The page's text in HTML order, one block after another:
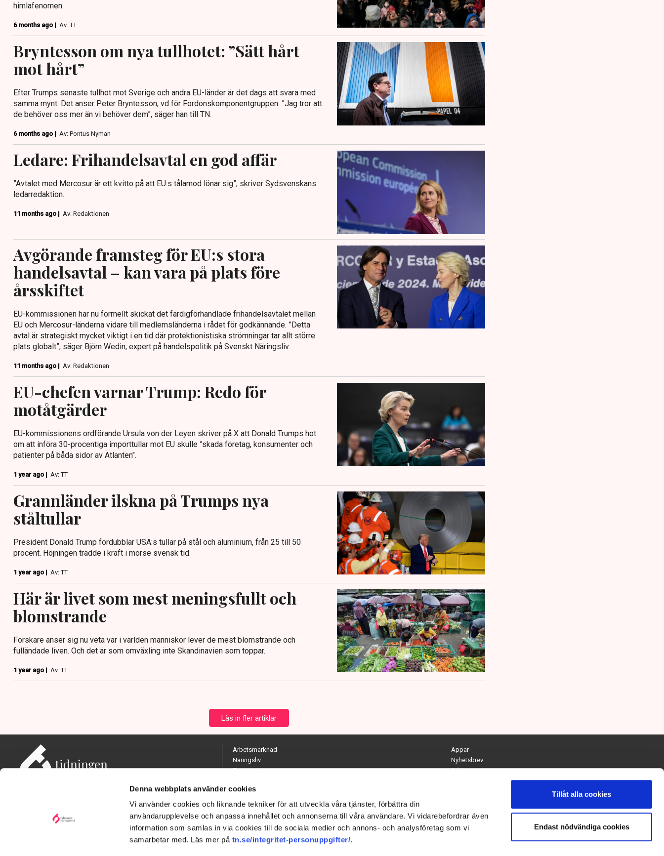
Denna webbplats använder cookies
Vi använder cookies och liknande tekniker för att utveckla våra tjänster, förbättra din
användarupplevelse och anpassa innehållet och annonserna till våra användare. Vi vidarebefordrar även
information som samlas in via cookies till de sociala medier och annons- och analysföretag som vi
samarbetar med. Läs mer på tn.se/integritet-personuppgifter/.
Tillåt alla cookies
Endast nödvändiga cookies
himlafenomen.
6 months ago | Av: TT
Bryntesson om nya tullhotet: ”Sätt hårt
mot hårt”
Efter Trumps senaste tullhot mot Sverige och andra EU-länder är det dags att svara med
samma mynt. Det anser Peter Bryntesson, vd för Fordonskomponentgruppen. ”Jag tror att
de behöver oss mer än vi behöver dem”, säger han till TN.
6 months ago | Av: Pontus Nyman
Ledare: Frihandelsavtal en god affär
”Avtalet med Mercosur är ett kvitto på att EU:s tålamod lönar sig”, skriver Sydsvenskans
ledarredaktion.
11 months ago | Av: Redaktionen
Avgörande framsteg för EU:s stora
handelsavtal – kan vara på plats före
årsskiftet
EU-kommissionen har nu formellt skickat det färdigförhandlade frihandelsavtalet mellan
EU och Mercosur-länderna vidare till medlemsländerna i rådet för godkännande. ”Detta
avtal är strategiskt mycket viktigt i en tid där protektionistiska strömningar tar allt större
plats globalt”, säger Björn Wedin, expert på handelspolitik på Svenskt Näringsliv.
11 months ago | Av: Redaktionen
EU-chefen varnar Trump: Redo för
motåtgärder
EU-kommissionens ordförande Ursula von der Leyen skriver på X att Donald Trumps hot
om att införa 30-procentiga importtullar mot EU skulle ”skada företag, konsumenter och
patienter på båda sidor av Atlanten".
1 year ago | Av: TT
Grannländer ilskna på Trumps nya
ståltullar
President Donald Trump fördubblar USA:s tullar på stål och aluminium, från 25 till 50
procent. Höjningen trädde i kraft i morse svensk tid.
1 year ago | Av: TT
Här är livet som mest meningsfullt och
blomstrande
Forskare anser sig nu veta var i världen människor lever de mest blomstrande och
fulländade liven. Och det är som omväxling inte Skandinavien som toppar.
1 year ago | Av: TT
Läs in fler artiklar
Adress: Tidningen Näringslivet, 114 82 Stockholm
Besöksadress: Storgatan 19, Stockholm
Arbetsmarknad
Näringsliv
Ekonomi
Opinion
Hållbarhet
Utrikes
Quiz
Appar
Nyhetsbrev
Arkiv
Kontakta redaktionen
Chefredaktör och ansvarig utgivare: